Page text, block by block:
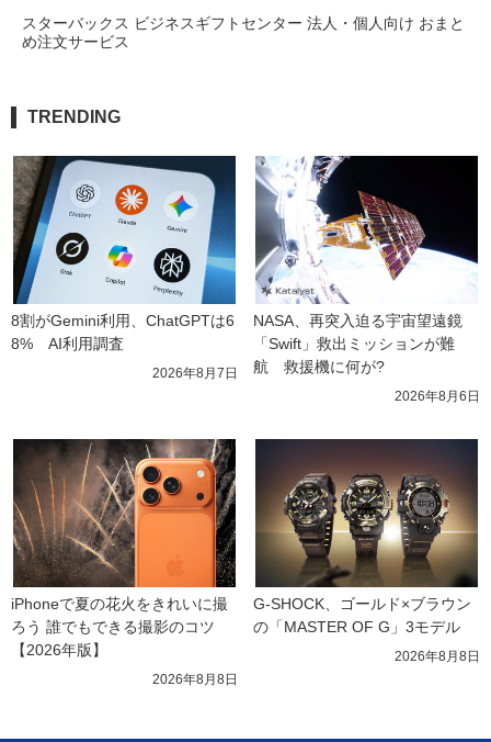
スターバックス ビジネスギフトセンター 法人・個人向け おまと
め注文サービス
TRENDING
8割がGemini利用、ChatGPTは6
8%　AI利用調査
2026年8月7日
NASA、再突入迫る宇宙望遠鏡
「Swift」救出ミッションが難
航　救援機に何が?
2026年8月6日
iPhoneで夏の花火をきれいに撮
ろう 誰でもできる撮影のコツ
【2026年版】
2026年8月8日
G-SHOCK、ゴールド×ブラウン
の「MASTER OF G」3モデル
2026年8月8日